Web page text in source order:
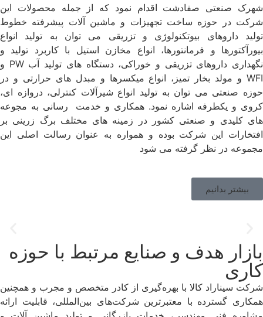
شهرک صنعتی صفادشت اقدام نمود که از جمله محصولات این
شرکت در حوزه ساخت تجهیزات و ماشین آلات پیشرفته خطوط
تولید داروهای بیوتکنولوژی و تزریقی می توان به تولید انواع
بیورآکتورها و فرمانتورها، انواع مخازن استیل با کاربرد تولید و
نگهداری داروهای تزریقی و خوراکی، دستگاه های تولید آب PW و
WFI و مولد بخار تمیز، انواع میکسرها و مبدل های حرارتی و در
حوزه صنعتی می توان به تولید انواع شیرآلات کنترلی، دروازه ای،
کروی و یکطرفه اشاره نمود. همکاری و خدمت رسانی به مجوعه
های کلیدی و صنعتی کشور در زمینه های مختلف برگ زرینی بر
افتخارات این شرکت بوده و همواره به عنوان رسالت اصلی این
مجموعه در نظر گرفته می شود
بیشتر بدانیم
بازار هدف و صنایع مرتبط با حوزه
کاری
شرکت سیناراد کالا با بهره‌گیری از کادر متخصص و مجرب و همچنین
همکاری گسترده با معتبرترین شرکت‌های بین‌المللی، قابلیت ارائه